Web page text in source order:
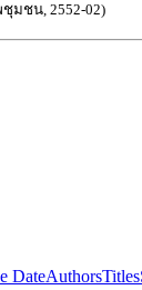
ชุมชน, 2552-02)
DateAuthorsTitles